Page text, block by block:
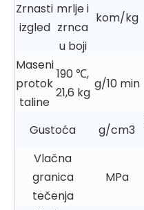
Zrnasti
izgled
mrlje i
zrnca
u boji
kom/kg
Maseni
protok
taline
190 ℃,
21,6 kg
g/10 min
Gustoća g/cm3
Vlačna
granica
tečenja
MPa